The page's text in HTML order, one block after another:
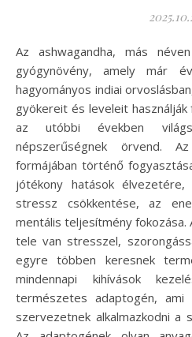
Az ashwagandha, más néven indiai ginzeng, egy ősi
gyógynövény, amely már
hagyományos indiai
gyökereit és leveleit
az utóbbi években
népszerűségnek örvend.
formájában történő
jótékony hatások
stressz csökkentése, az
mentális teljesítmény fokozása.
tele van stresszel,
egyre többen keresnek
mindennapi kihívások
természetes adaptogén,
szervezetnek alkalmazkodni a